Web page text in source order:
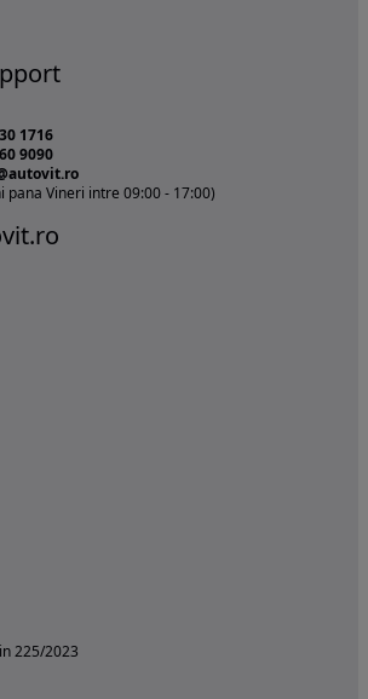
1716
9090
pana Vineri intre 09:00 - 17:00)
225/2023